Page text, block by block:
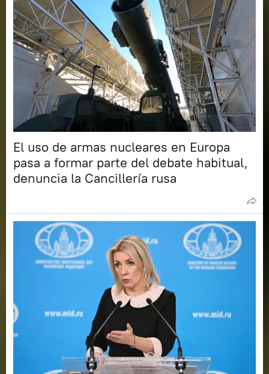
El uso de armas nucleares en Europa
pasa a formar parte del debate habitual,
denuncia la Cancillería rusa